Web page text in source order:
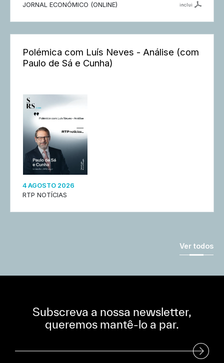
JORNAL ECONÓMICO (ONLINE)
inclui
Polémica com Luís Neves - Análise (com
Paulo de Sá e Cunha)
4 AGOSTO 2026
RTP NOTÍCIAS
Ver todos
Subscreva a nossa newsletter,
queremos mantê-lo a par.
Subscreva a nossa Newsletter